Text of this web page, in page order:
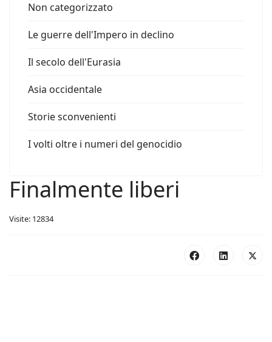
Non categorizzato
Le guerre dell'Impero in declino
Il secolo dell'Eurasia
Asia occidentale
Storie sconvenienti
I volti oltre i numeri del genocidio
Finalmente liberi
Visite: 12834